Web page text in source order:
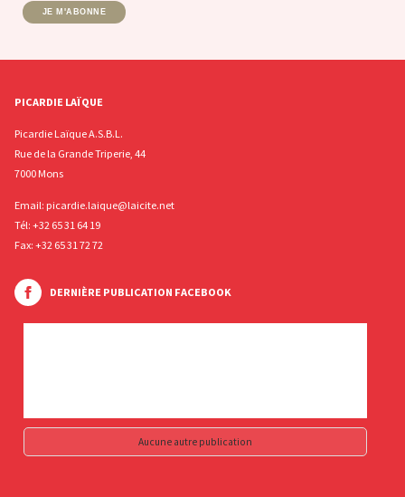
JE M'ABONNE
PICARDIE LAÏQUE
Picardie Laïque A.S.B.L.
Rue de la Grande Triperie, 44
7000 Mons
Email: picardie.laique@laicite.net
Tél: +32 65 31 64 19
Fax: +32 65 31 72 72
DERNIÈRE PUBLICATION FACEBOOK
Aucune autre publication